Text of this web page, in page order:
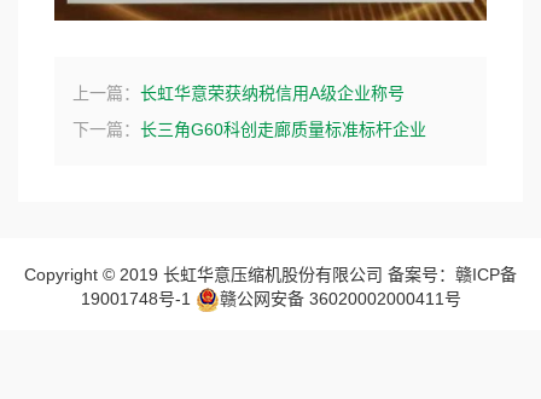
上一篇： 长虹华意荣获纳税信用A级企业称号
下一篇： 长三角G60科创走廊质量标准标杆企业
Copyright © 2019 长虹华意压缩机股份有限公司 备案号：赣ICP备
19001748号-1
赣公网安备 36020002000411号